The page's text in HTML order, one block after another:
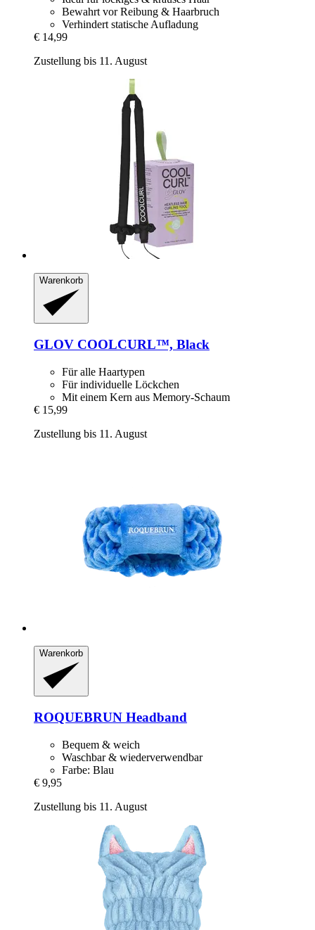
Bewahrt vor Reibung & Haarbruch
Verhindert statische Aufladung
€ 14,99
Zustellung bis 11. August
Warenkorb
GLOV COOLCURL™, Black
Für alle Haartypen
Für individuelle Löckchen
Mit einem Kern aus Memory-Schaum
€ 15,99
Zustellung bis 11. August
Warenkorb
ROQUEBRUN Headband
Bequem & weich
Waschbar & wiederverwendbar
Farbe: Blau
€ 9,95
Zustellung bis 11. August